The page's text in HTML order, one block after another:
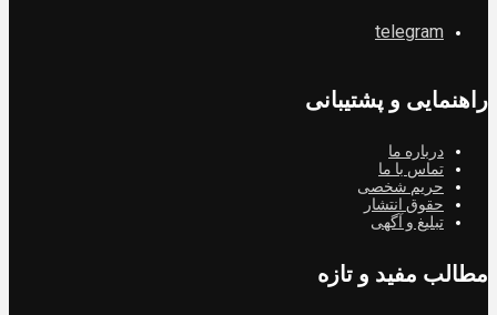
telegram
راهنمایی و پشتیبانی
درباره ما
تماس با ما
حریم شخصی
حقوق انتشار
تبلیغ و آگهی
مطالب مفید و تازه